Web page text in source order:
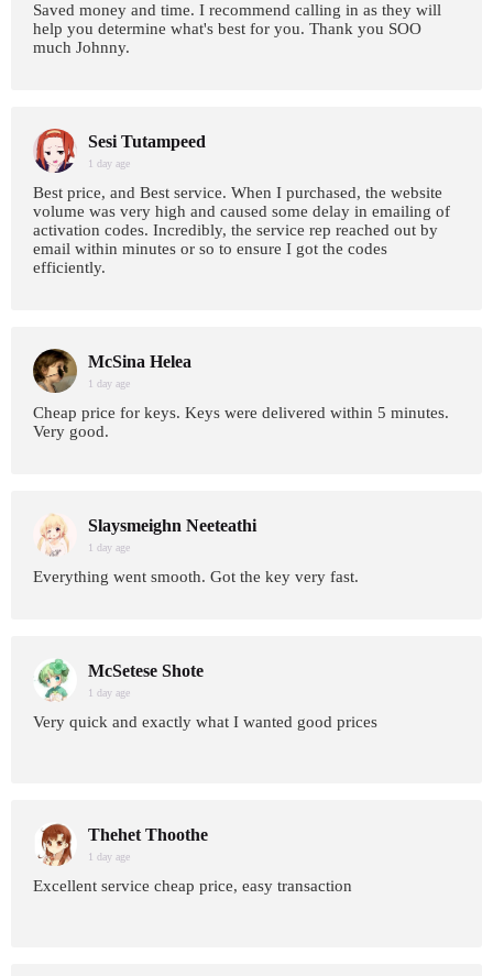
Saved money and time. I recommend calling in as they will
help you determine what's best for you. Thank you SOO
much Johnny.
Sesi Tutampeed
1 day age
Best price, and Best service. When I purchased, the website
volume was very high and caused some delay in emailing of
activation codes. Incredibly, the service rep reached out by
email within minutes or so to ensure I got the codes
efficiently.
McSina Helea
1 day age
Cheap price for keys. Keys were delivered within 5 minutes.
Very good.
Slaysmeighn Neeteathi
1 day age
Everything went smooth. Got the key very fast.
McSetese Shote
1 day age
Very quick and exactly what I wanted good prices
Thehet Thoothe
1 day age
Excellent service cheap price, easy transaction